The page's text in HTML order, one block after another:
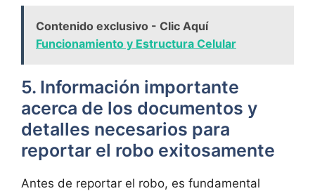
Contenido exclusivo - Clic Aquí
Funcionamiento y Estructura Celular
5. Información importante
acerca ⁢de los documentos y
detalles necesarios para
reportar el robo exitosamente
Antes de reportar⁤ el robo, es fundamental